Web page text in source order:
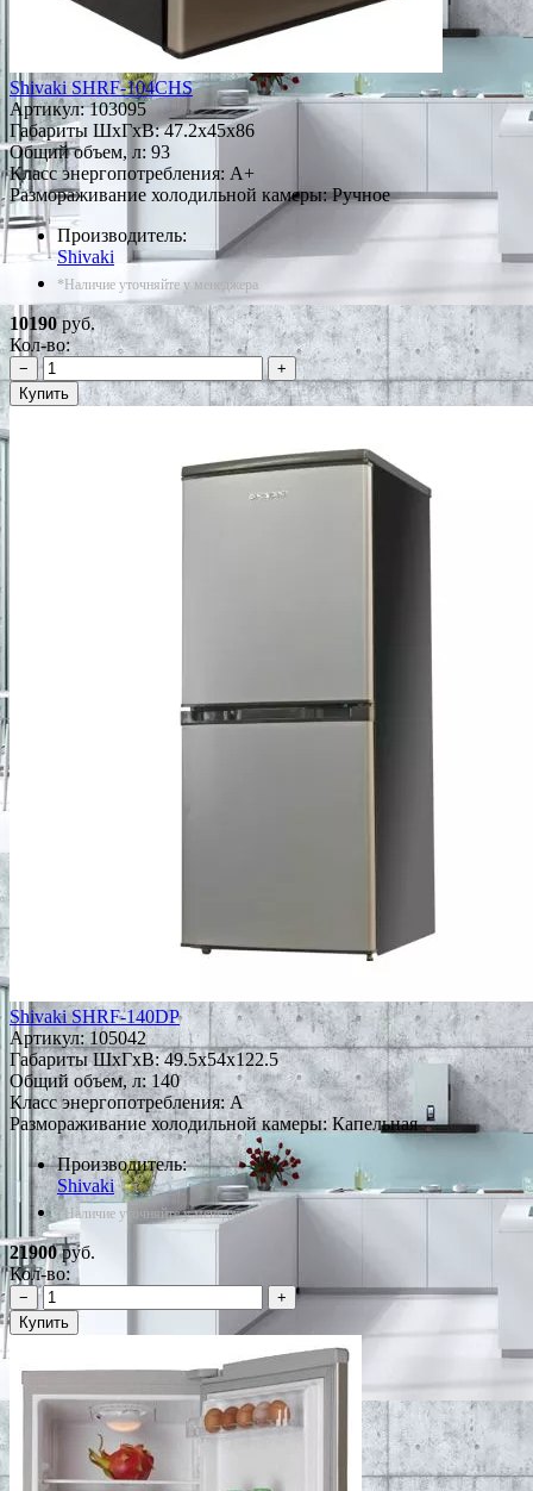
Shivaki SHRF-104CHS
Артикул:103095
Габариты ШxГxВ: 47.2x45x86
Общий объем, л: 93
Класс энергопотребления: A+
Размораживание холодильной камеры: Ручное
Производитель:
Shivaki
*Наличие уточняйте у менеджера
10190руб.
Кол-во:
−
+
Купить
Shivaki SHRF-140DP
Артикул:105042
Габариты ШxГxВ: 49.5x54x122.5
Общий объем, л: 140
Класс энергопотребления: A
Размораживание холодильной камеры: Капельная
Производитель:
Shivaki
*Наличие уточняйте у менеджера
21900руб.
Кол-во:
−
+
Купить